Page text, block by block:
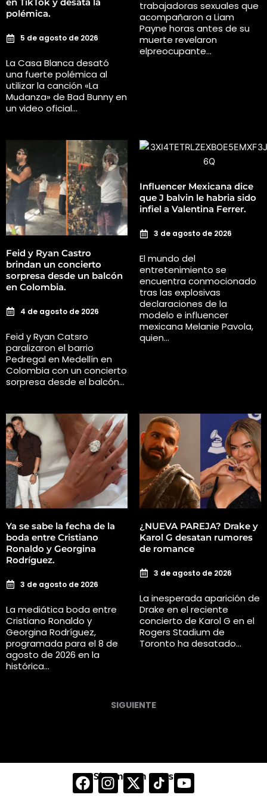
polémica.
5 de agosto de 2026
La Casa Blanca desató
una fuerte polémica al
utilizar la canción «La
Mudanza» de Bad Bunny en
un video oficial…
trabajadoras sexuales que
acompañaron a Liam
Payne horas antes de su
muerte revelaron
elpreocupante…
Feid y Ryan Castro
brindan un concierto
sorpresa desde un balcón
en Colombia.
4 de agosto de 2026
Feid y Ryan Catsro
paralizaron el barrio
Pedregal en Medellín en
Colombia con un concierto
sorpresa desde el balcón…
Influencer Mexicana dice
que J balvin le habria sido
infiel a Valentina Ferrer.
3 de agosto de 2026
El mundo del
entretenimiento se
encuentra conmocionado
tras las explosivas
declaraciones de la
modelo e influencer
mexicana Melanie Pavola,
quien…
Ya se sabe la fecha de la
boda entre Cristiano
Ronaldo y Georgina
Rodríguez.
3 de agosto de 2026
La mediática boda entre
Cristiano Ronaldo y
Georgina Rodríguez,
programada para el 8 de
agosto de 2026 en la
histórica…
¿NUEVA PAREJA? Drake y
Karol G desatan rumores
de romance
3 de agosto de 2026
La inesperada aparición de
Drake en el reciente
concierto de Karol G en el
Rogers Stadium de
Toronto ha desatado…
SIGUIENTE
Síguenos en redes
F
I
X
Y